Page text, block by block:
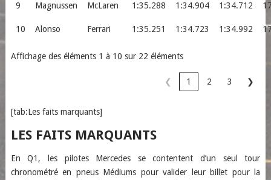
9 Magnussen McLaren 1:35.288 1:34.904 1:34.712
10 Alonso Ferrari 1:35.251 1:34.723 1:34.992
Affichage des éléments 1 à 10 sur 22 éléments
❮ 1 2 3 ❯
[tab:Les faits marquants]
LES FAITS MARQUANTS
En Q1, les pilotes Mercedes se contentent d’un seul tour
chronométré en pneus Médiums pour valider leur billet pour la